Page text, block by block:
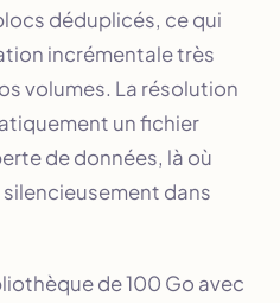
déduplicés, ce qui
incrémentale très
volumes. La résolution
un fichier
de données, là où
dans
de 100 Go avec